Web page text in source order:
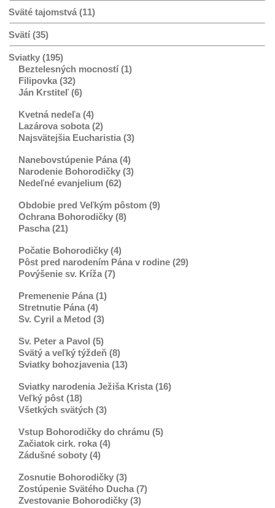
Sväté tajomstvá (11)
Svätí (35)
Sviatky (195)
Beztelesných mocností (1)
Filipovka (32)
Ján Krstiteľ (6)
Kvetná nedeľa (4)
Lazárova sobota (2)
Najsvätejšia Eucharistia (3)
Nanebovstúpenie Pána (4)
Narodenie Bohorodičky (3)
Nedeľné evanjelium (62)
Obdobie pred Veľkým pôstom (9)
Ochrana Bohorodičky (8)
Pascha (21)
Počatie Bohorodičky (4)
Pôst pred narodením Pána v rodine (29)
Povýšenie sv. Kríža (7)
Premenenie Pána (1)
Stretnutie Pána (4)
Sv. Cyril a Metod (3)
Sv. Peter a Pavol (5)
Svätý a veľký týždeň (8)
Sviatky bohozjavenia (13)
Sviatky narodenia Ježiša Krista (16)
Veľký pôst (18)
Všetkých svätých (3)
Vstup Bohorodičky do chrámu (5)
Začiatok cirk. roka (4)
Zádušné soboty (4)
Zosnutie Bohorodičky (3)
Zostúpenie Svätého Ducha (7)
Zvestovanie Bohorodičky (3)